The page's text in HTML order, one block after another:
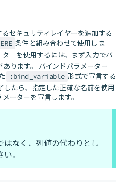
セキュリティレイヤーを追加する
条件と組み合わせて使用しま
ーを使用するには、まず入力でバ
ります。 バインドパラメーター
:bind_variable 形式で宣言する
したら、指定した正確な名前を使用
ーターを宣言します。
はなく、列値の代わりとし
。